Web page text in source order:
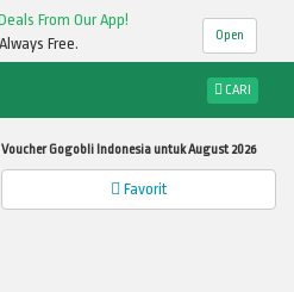
From Our App!
Free.
Open
CARI
Voucher Gogobli Indonesia untuk August 2026
Favorit